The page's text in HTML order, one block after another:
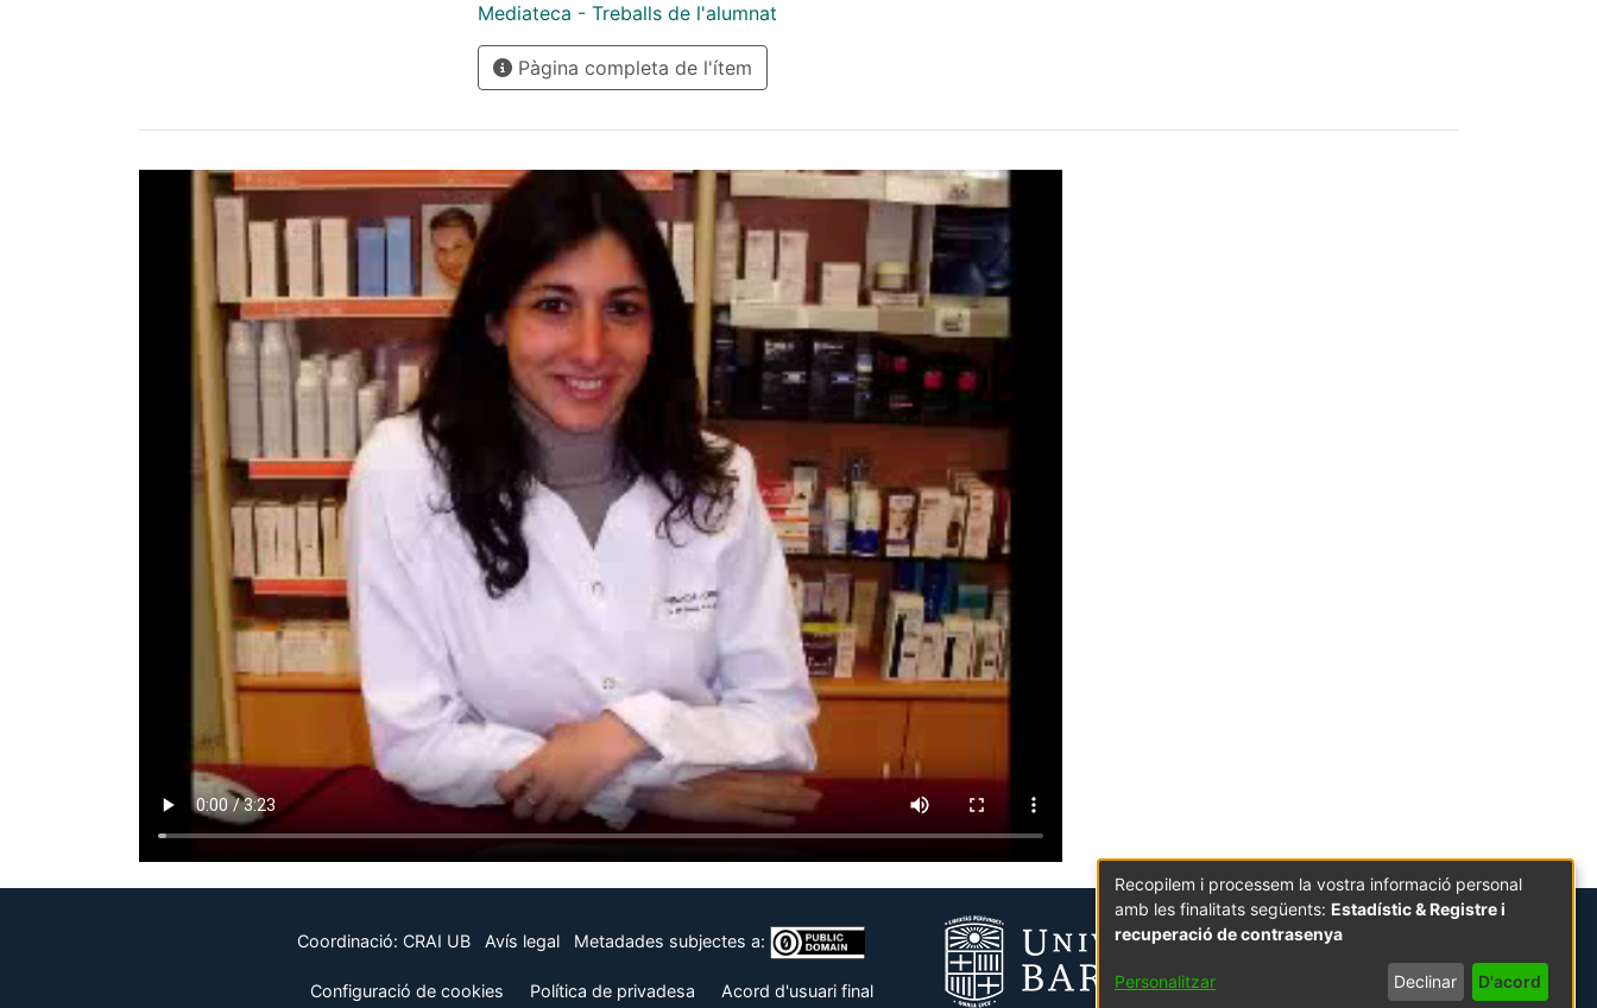
Mediateca - Treballs de l'alumnat
Pàgina completa de l'ítem
Coordinació: CRAI UB Avís legal Metadades subjectes a:
Configuració de cookies Política de privadesa Acord d'usuari final
Recopilem i processem la vostra informació personal
amb les finalitats següents: Estadístic & Registre i
recuperació de contrasenya
Personalitzar Declinar D'acord